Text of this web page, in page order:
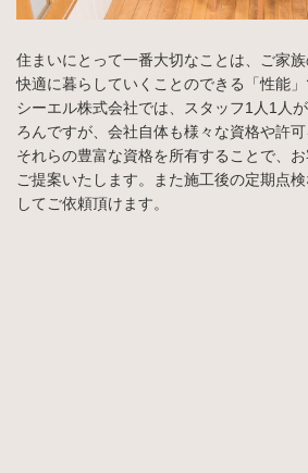
住まいにとって一番大切なことは、ご家族
快適に暮らしていくことのできる「性能
シーエル株式会社では、スタッフ1人1人
ろんですが、会社自体も様々な資格や許可
それらの豊富な資格を所有することで、
ご提案いたします。また施工後の定期点
してご依頼頂けます。